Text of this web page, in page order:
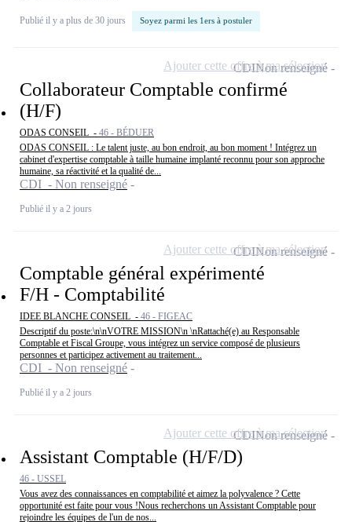
Publié il y a plus de 30 jours Soyez parmi les 1ers à postuler
Collaborateur Comptable confirmé
(H/F)
ODAS CONSEIL - 46 - BÉDUER
ODAS CONSEIL : Le talent juste, au bon endroit, au bon moment ! Intégrez un
cabinet d'expertise comptable à taille humaine implanté reconnu pour son approche
humaine, sa réactivité et la qualité de...
CDI - Non renseigné
Publié il y a 2 jours
CDINon renseigné
Ajouter cette offre à ma sélection
Comptable général expérimenté
F/H - Comptabilité
IDEE BLANCHE CONSEIL - 46 - FIGEAC
Descriptif du poste:\n\nVOTRE MISSION\n \nRattaché(e) au Responsable
Comptable et Fiscal Groupe, vous intégrez un service composé de plusieurs
personnes et participez activement au traitement...
CDI - Non renseigné
Publié il y a 2 jours
CDINon renseigné
Ajouter cette offre à ma sélection
Assistant Comptable (H/F/D)
46 - USSEL
Vous avez des connaissances en comptabilité et aimez la polyvalence ? Cette
opportunité est faite pour vous !Nous recherchons un Assistant Comptable pour
rejoindre les équipes de l'un de nos...
CDINon renseigné
Ajouter cette offre à ma sélection